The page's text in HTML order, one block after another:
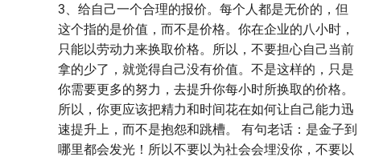
3、给自己一个合理的报价。每个人都是无价的，但
这个指的是价值，而不是价格。你在企业的八小时，
只能以劳动力来换取价格。所以，不要担心自己当前
拿的少了，就觉得自己没有价值。不是这样的，只是
你需要更多的努力，去提升你每小时所换取的价格。
所以，你更应该把精力和时间花在如何让自己能力迅
速提升上，而不是抱怨和跳槽。 有句老话：是金子到
哪里都会发光！所以不要以为社会会埋没你，不要以